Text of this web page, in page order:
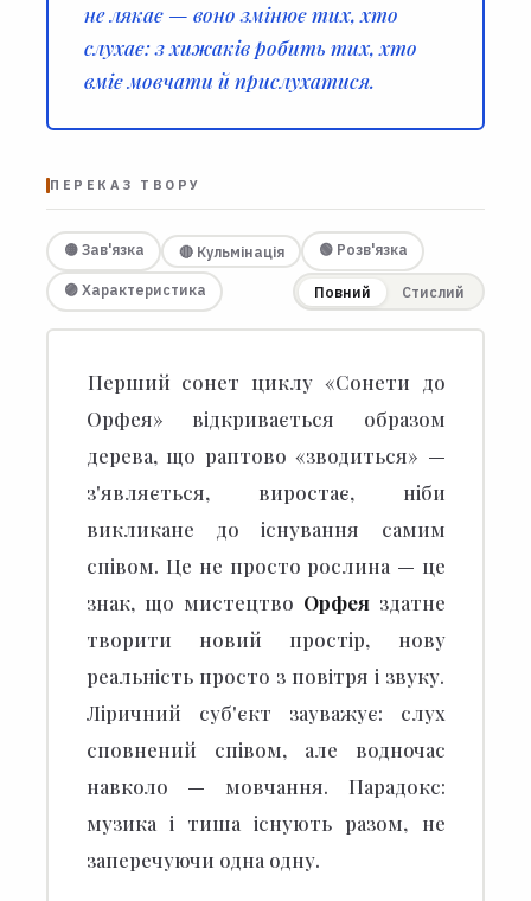
не лякає — воно змінює тих, хто
слухає: з хижаків робить тих, хто
вміє мовчати й прислухатися.
ПЕРЕКАЗ ТВОРУ
🟡 Зав'язка 🔴 Кульмінація 🟢 Розв'язка
🟣 Характеристика Повний Стислий
Перший сонет циклу «Сонети до
Орфея» відкривається образом
дерева, що раптово «зводиться» —
з'являється, виростає, ніби
викликане до існування самим
співом. Це не просто рослина — це
знак, що мистецтво Орфеяздатне
творити новий простір, нову
реальність просто з повітря і звуку.
Ліричний суб'єкт зауважує: слух
сповнений співом, але водночас
навколо — мовчання. Парадокс:
музика і тиша існують разом, не
заперечуючи одна одну.